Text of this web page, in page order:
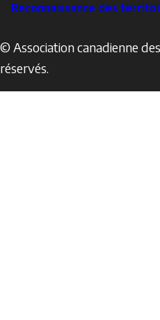
Reconnaissance des
© Association canadienne
réservés.